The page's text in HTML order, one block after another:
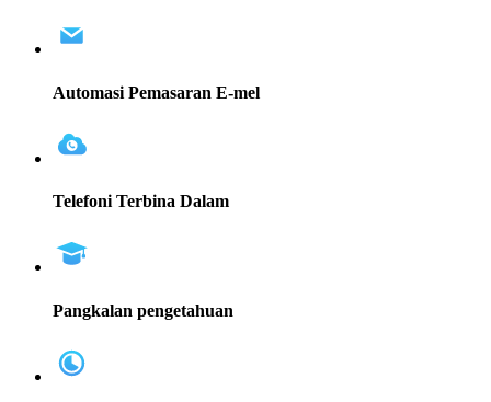
Automasi Pemasaran E-mel
Telefoni Terbina Dalam
Pangkalan pengetahuan